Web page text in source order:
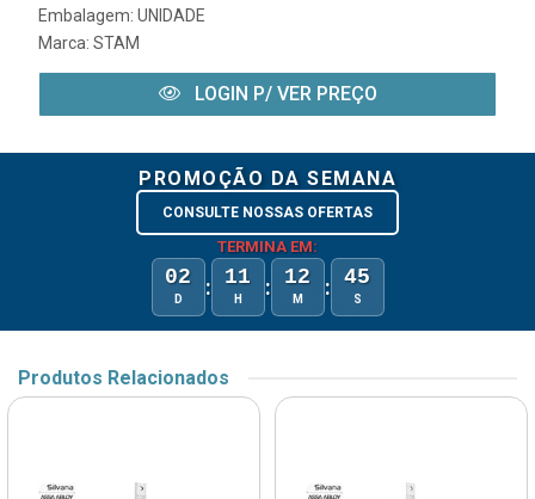
Embalagem: UNIDADE
Marca: STAM
LOGIN P/ VER PREÇO
PROMOÇÃO DA SEMANA
CONSULTE NOSSAS OFERTAS
TERMINA EM:
02
D : 11
H : 12
M : 45
S
Produtos Relacionados